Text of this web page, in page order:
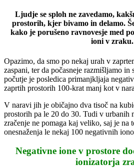
Ljudje se sploh ne zavedamo,
prostorih, kjer bivamo in delamo.
kako je porušeno ravnovesje med
ioni v zraku.
Opazimo, da smo po nekaj urah v
zaspani, ter da počasneje razmišljamo in
počutje je posledica primanjkljaja
zaprtih prostorih 100-krat manj kot v
V naravi jih je običajno dva tisoč na
prostorih pa le 20 do 30. Tudi v urbanih
zračenje ne pomaga kaj veliko, saj je na
onesnaženja le nekaj 100 negativnih
Negativne ione v prostore
ionizatorja